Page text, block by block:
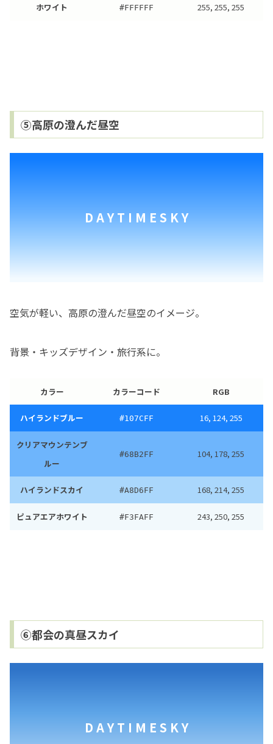
ホワイト #FFFFFF 255, 255, 255
⑤高原の澄んだ昼空
D A Y T I M E S K Y
空気が軽い、高原の澄んだ昼空のイメージ。
背景・キッズデザイン・旅行系に。
カラー カラーコード RGB
ハイランドブルー #107CFF 16, 124, 255
クリアマウンテンブ
ルー
#68B2FF 104, 178, 255
ハイランドスカイ #A8D6FF 168, 214, 255
ピュアエアホワイト #F3FAFF 243, 250, 255
⑥都会の真昼スカイ
D A Y T I M E S K Y